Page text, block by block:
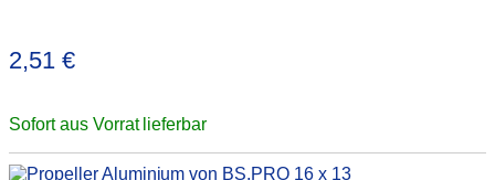
2,51 €
Sofort aus Vorrat lieferbar